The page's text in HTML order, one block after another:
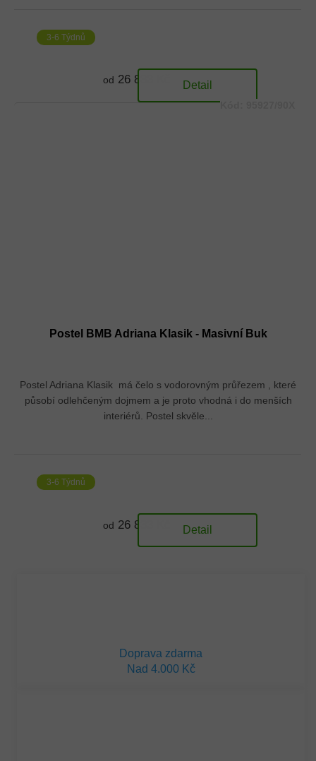
3-6 Týdnů
od 26 833 Kč Detail
Postel BMB Adriana Klasik - Masivní Buk
Postel Adriana Klasik má čelo s vodorovným průřezem , které
působí odlehčeným dojmem a je proto vhodná i do menších
interiérů. Postel skvěle...
3-6 Týdnů
od 26 833 Kč Detail
Doprava zdarma
Nad 4.000 Kč